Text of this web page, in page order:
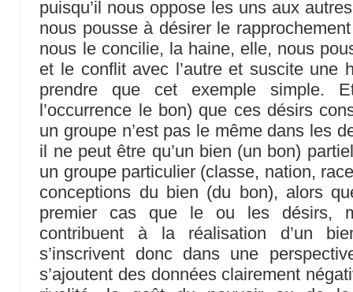
puisqu’il nous oppose les uns aux
nous pousse à désirer le
nous le concilie, la haine, elle, nous
et le conflit avec l’autre et suscite une
prendre que cet exemple simple.
l’occurrence le bon) que ces désirs
un groupe n’est pas le même dans les
il ne peut être qu’un bien (un bon)
un groupe particulier (classe, nation,
conceptions du bien (du bon), alors
premier cas que le ou les désirs,
contribuent à la réalisation d’un
s’inscrivent donc dans une
s’ajoutent des données clairement